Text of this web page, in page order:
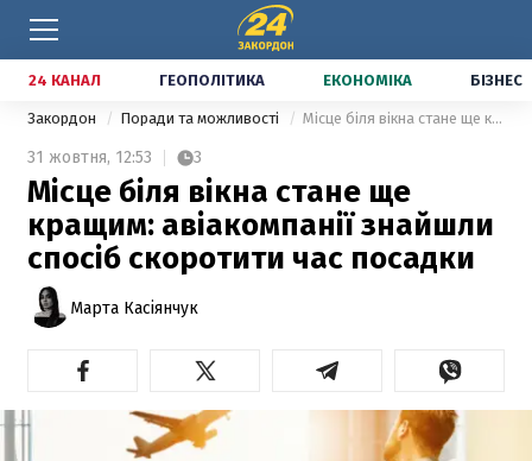
24 КАНАЛ ГЕОПОЛІТИКА ЕКОНОМІКА БІЗНЕС
Закордон Поради та можливості Місце біля вікна стане ще кращим: авіакомпанії знайшли спосіб скоротити час посадки
31 жовтня, 12:53 3
Місце біля вікна стане ще
кращим: авіакомпанії знайшли
спосіб скоротити час посадки
Марта Касіянчук